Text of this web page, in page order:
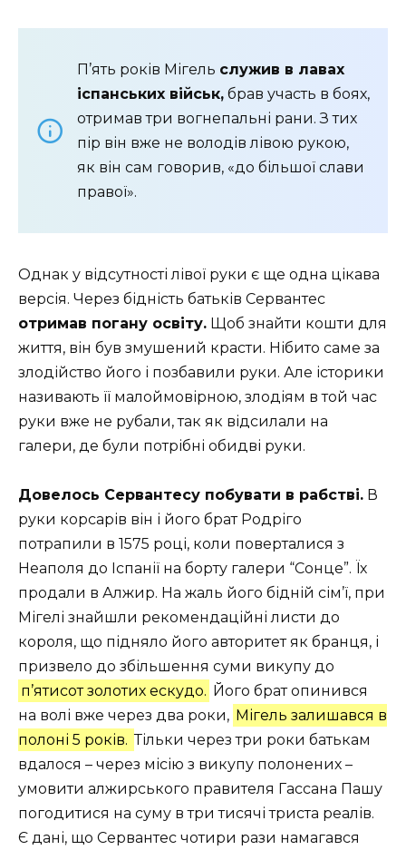
П’ять років Мігель служив в лавах
іспанських військ, брав участь в боях,
отримав три вогнепальні рани. З тих
пір він вже не володів лівою рукою,
як він сам говорив, «до більшої слави
правої».
Однак у відсутності лівої руки є ще одна цікава
версія. Через бідність батьків Сервантес
отримав погану освіту. Щоб знайти кошти для
життя, він був змушений красти. Нібито саме за
злодійство його і позбавили руки. Але історики
називають її малоймовірною, злодіям в той час
руки вже не рубали, так як відсилали на
галери, де були потрібні обидві руки.
Довелось Сервантесу побувати в рабстві. В
руки корсарів він і його брат Родріго
потрапили в 1575 році, коли поверталися з
Неаполя до Іспанії на борту галери “Сонце”. Їх
продали в Алжир. На жаль його бідній сім’ї, при
Мігелі знайшли рекомендаційні листи до
короля, що підняло його авторитет як бранця, і
призвело до збільшення суми викупу до
п’ятисот золотих ескудо. Його брат опинився
на волі вже через два роки, Мігель залишався в
полоні 5 років. Тільки через три роки батькам
вдалося – через місію з викупу полонених –
умовити алжирського правителя Гассана Пашу
погодитися на суму в три тисячі триста реалів.
Є дані, що Сервантес чотири рази намагався